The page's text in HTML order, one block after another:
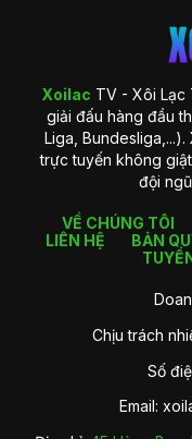
dữ liệu phong phú,
bóng đá, mà còn là
dành cho người hâm
Giới thiệu về
Xoilac TV là gì?
Xoilac TV - Xôi Lạc
giải đấu hàng đầu
Liga,
trực tuyến không
đội
VỀ CHÚNG TÔI
LIÊN HỆ
BẢN
Chịu trách
Số
Email: